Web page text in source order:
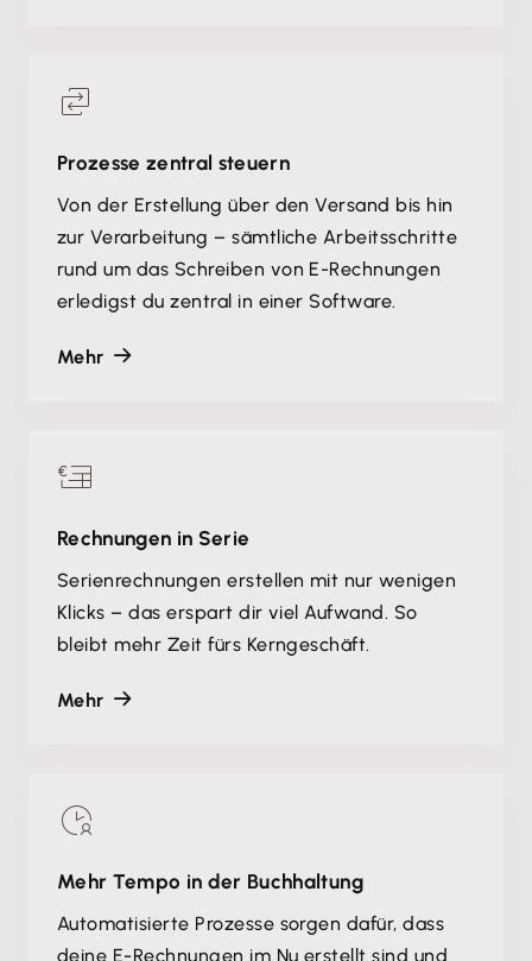
Prozesse zentral steuern
Von der Erstellung über den Versand bis hin
zur Verarbeitung – sämtliche Arbeitsschritte
rund um das Schreiben von E-Rechnungen
erledigst du zentral in einer Software.
Mehr
Rechnungen in Serie
Serienrechnungen erstellen mit nur wenigen
Klicks – das erspart dir viel Aufwand. So
bleibt mehr Zeit fürs Kerngeschäft.
Mehr
Mehr Tempo in der Buchhaltung
Automatisierte Prozesse sorgen dafür, dass
deine E-Rechnungen im Nu erstellt sind und